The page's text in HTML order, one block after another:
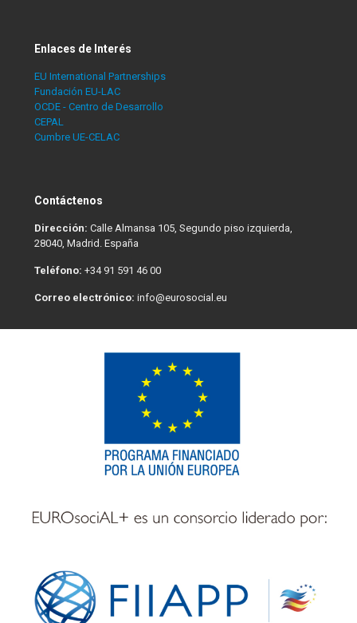
Enlaces de Interés
EU International Partnerships
Fundación EU-LAC
OCDE - Centro de Desarrollo
CEPAL
Cumbre UE-CELAC
Contáctenos
Dirección: Calle Almansa 105, Segundo piso izquierda,
28040, Madrid. España
Teléfono: +34 91 591 46 00
Correo electrónico: info@eurosocial.eu